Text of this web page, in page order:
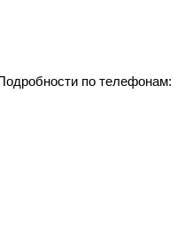
по телефонам: